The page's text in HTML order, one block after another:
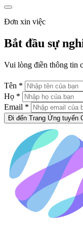
Đơn xin việc
Bắt đầu sự
Vui lòng điền thông tin
Tên *
Họ *
Email *
Đi đến Trang Ứng tuyển